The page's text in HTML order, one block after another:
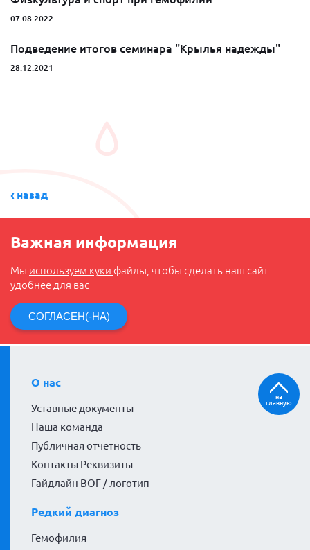
07.08.2022
Подведение итогов семинара "Крылья надежды"
28.12.2021
назад
Важная информация
Мы используем куки файлы, чтобы сделать наш сайт
удобнее для вас
СОГЛАСЕН(-НА)
О нас
Уставные документы
Наша команда
Публичная отчетность
Контакты Реквизиты
Гайдлайн ВОГ / логотип
Редкий диагноз
Гемофилия
на
главную